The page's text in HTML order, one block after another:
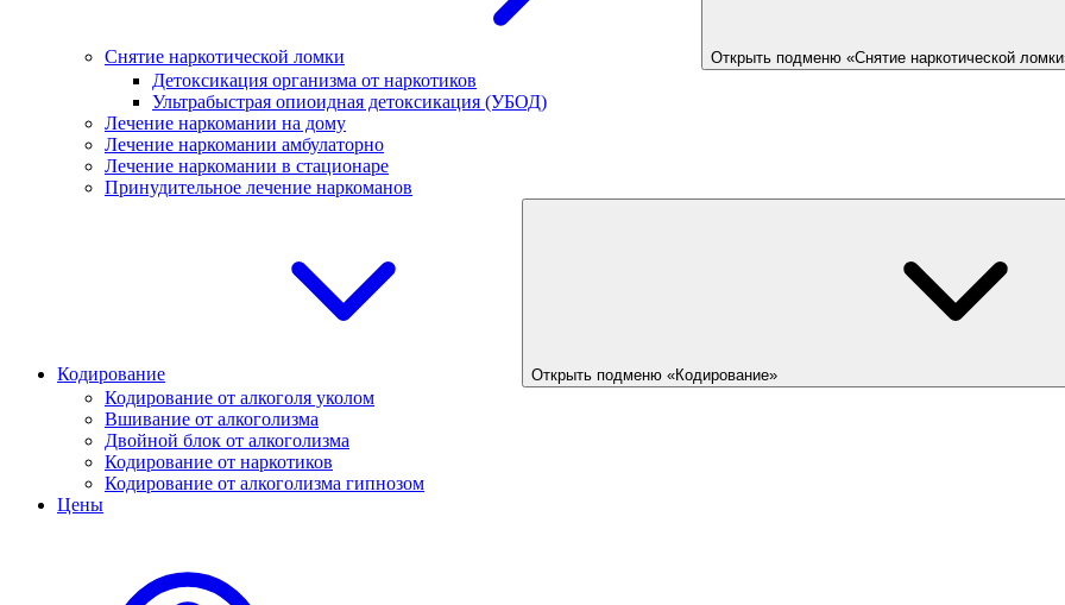
Снятие наркотической ломки Открыть подменю «Снятие наркотической
Детоксикация организма от наркотиков
Ультрабыстрая опиоидная детоксикация (УБОД)
Лечение наркомании на дому
Лечение наркомании амбулаторно
Лечение наркомании в стационаре
Принудительное лечение наркоманов
Кодирование Открыть подменю «Кодирование»
Кодирование от алкоголя уколом
Вшивание от алкоголизма
Двойной блок от алкоголизма
Кодирование от наркотиков
Кодирование от алкоголизма гипнозом
Цены